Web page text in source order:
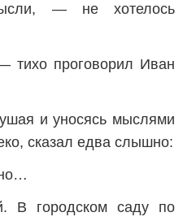
— не хотелось
проговорил Иван
и уносясь мыслями
сказал едва слышно:
В городском саду по